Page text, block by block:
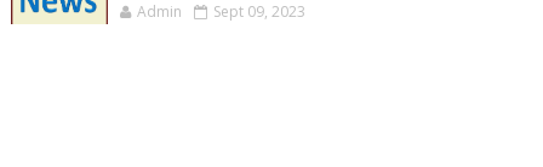
Admin Sept 09, 2023